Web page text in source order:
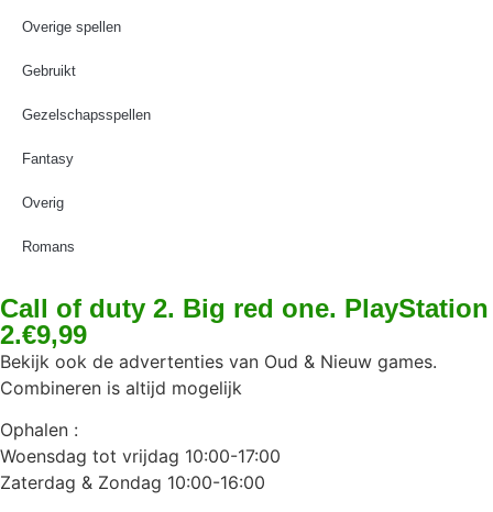
Overige spellen
Gebruikt
Gezelschapsspellen
Fantasy
Overig
Romans
Call of duty 2. Big red one. PlayStation
2.€9,99
Bekijk ook de advertenties van Oud & Nieuw games.
Combineren is altijd mogelijk
Ophalen :
Woensdag tot vrijdag 10:00-17:00
Zaterdag & Zondag 10:00-16:00